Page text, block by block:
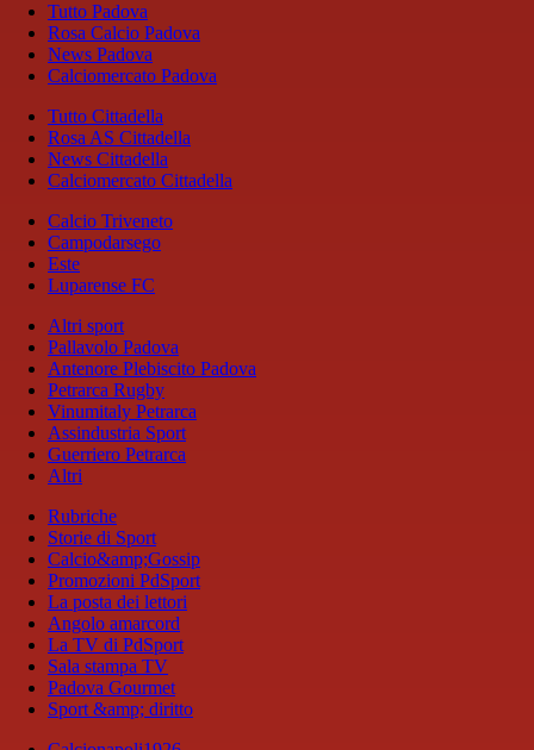
Tutto Padova
Rosa Calcio Padova
News Padova
Calciomercato Padova
Tutto Cittadella
Rosa AS Cittadella
News Cittadella
Calciomercato Cittadella
Calcio Triveneto
Campodarsego
Este
Luparense FC
Altri sport
Pallavolo Padova
Antenore Plebiscito Padova
Petrarca Rugby
Vinumitaly Petrarca
Assindustria Sport
Guerriero Petrarca
Altri
Rubriche
Storie di Sport
Calcio&amp;Gossip
Promozioni PdSport
La posta dei lettori
Angolo amarcord
La TV di PdSport
Sala stampa TV
Padova Gourmet
Sport &amp; diritto